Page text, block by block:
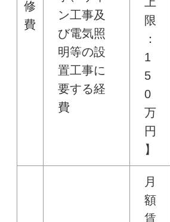
修
費
ン工事及
び電気照
明等の設
置工事に
要する経
費
限
：
1
5
0
万
円
】
月
額
賃